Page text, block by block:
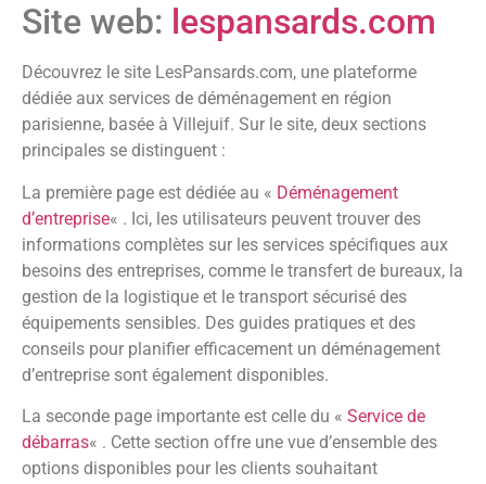
Site web: lespansards.com
Découvrez le site LesPansards.com, une plateforme
dédiée aux services de déménagement en région
parisienne, basée à Villejuif. Sur le site, deux sections
principales se distinguent :
La première page est dédiée au « Déménagement
d’entreprise« . Ici, les utilisateurs peuvent trouver des
informations complètes sur les services spécifiques aux
besoins des entreprises, comme le transfert de bureaux, la
gestion de la logistique et le transport sécurisé des
équipements sensibles. Des guides pratiques et des
conseils pour planifier efficacement un déménagement
d’entreprise sont également disponibles.
La seconde page importante est celle du « Service de
débarras« . Cette section offre une vue d’ensemble des
options disponibles pour les clients souhaitant